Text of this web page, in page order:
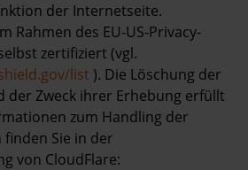
der Internetseite.
Rahmen des EU-US-Privacy-
zertifiziert (vgl.
list ). Die Löschung der
der Zweck ihrer Erhebung erfüllt
zum Handling der
Sie in der
von CloudFlare: